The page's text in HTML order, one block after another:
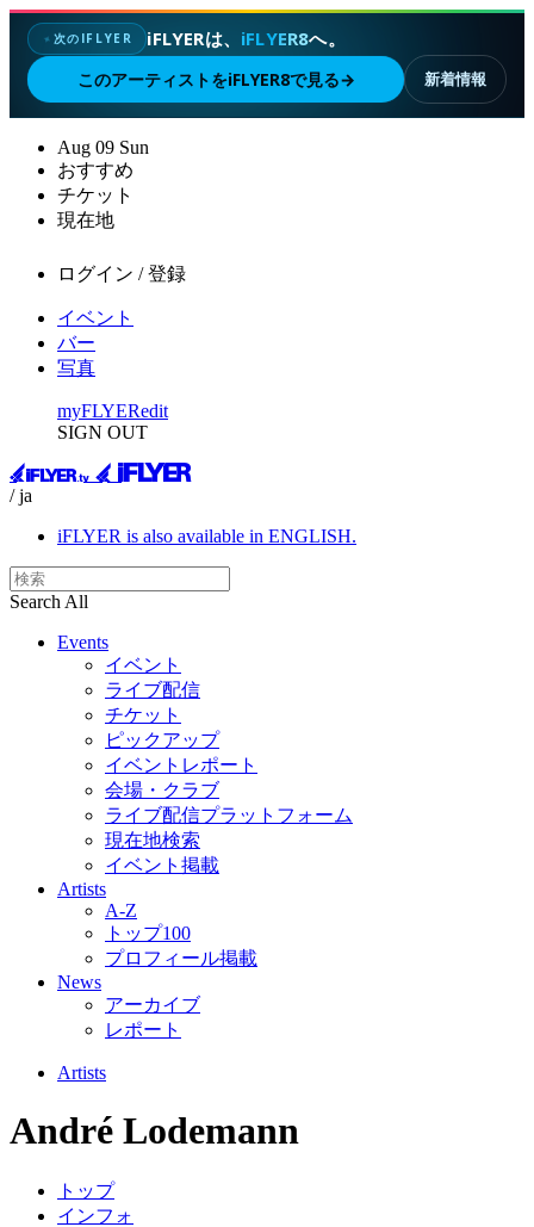
✦次のIFLYER iFLYERは、 iFLYER8へ。
このアーティストをiFLYER8で見る→ 新着情報
Aug 09 Sun
おすすめ
チケット
現在地
ログイン / 登録
イベント
バー
写真
myFLYERedit
SIGN OUT
/ ja
iFLYER is also available in ENGLISH.
Search All
Events
イベント
ライブ配信
チケット
ピックアップ
イベントレポート
会場・クラブ
ライブ配信プラットフォーム
現在地検索
イベント掲載
Artists
A-Z
トップ100
プロフィール掲載
News
アーカイブ
レポート
Artists
André Lodemann
トップ
インフォ